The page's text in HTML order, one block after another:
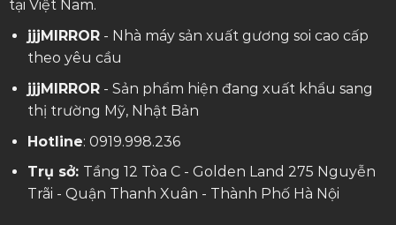
tại Việt Nam.
jjjMIRROR- Nhà máy sản xuất gương soi cao cấp
theo yêu cầu
jjjMIRROR- Sản phẩm hiện đang xuất khẩu sang
thị trường Mỹ, Nhật Bản
Hotline: 0919.998.236
Trụ sở: Tầng 12 Tòa C - Golden Land 275 Nguyễn
Trãi - Quận Thanh Xuân - Thành Phố Hà Nội